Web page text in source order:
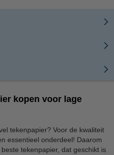
kopen voor lage
tekenpapier? Voor de kwaliteit
essentieel onderdeel! Daarom
tekenpapier, dat geschikt is